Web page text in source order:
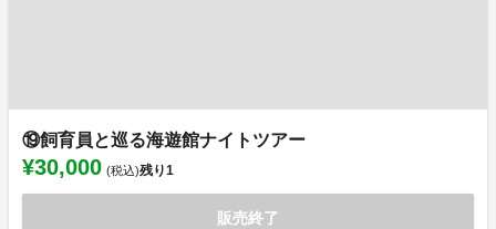
⑲飼育員と巡る海遊館ナイトツアー
¥30,000 (税込)残り1
販売終了